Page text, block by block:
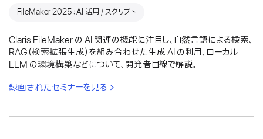
FileMaker 2025：AI 活用 / スクリプト
Claris FileMaker の AI 関連の機能に注目し、自然言語による検索、
RAG（検索拡張生成）を組み合わせた生成 AI の利用、ローカル
LLM の環境構築などについて、開発者目線で解説。
録画されたセミナーを見る